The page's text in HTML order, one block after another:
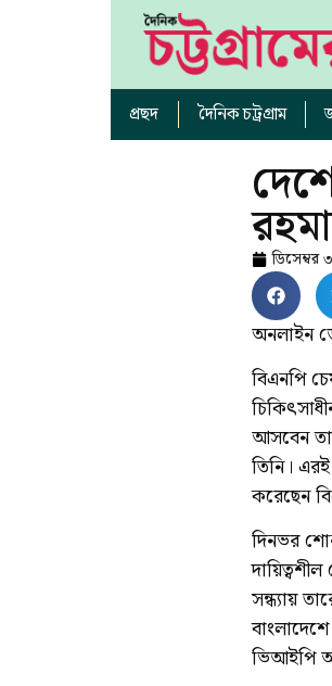
প্রছদ দৈনিক চট্রগ্রাম
ডিসেম্বর
অনলাইন
বিএনপি
আসবেন
তিনি।
করেছেন
দিনভর
সন্ধ্যায়
ভিআইপি